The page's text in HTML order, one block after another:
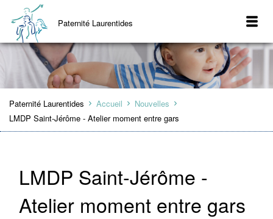
Paternité Laurentides
Paternité Laurentides Accueil
Nouvelles
LMDP Saint-Jérôme - Atelier moment entre gars
LMDP Saint-Jérôme -
Atelier moment entre gars